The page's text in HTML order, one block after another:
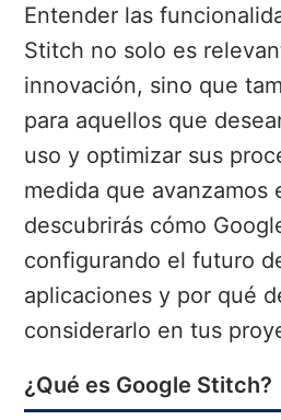
Entender las
Stitch no solo es
innovación, sino que
para aquellos que
uso y optimizar sus
medida que avanzamos
descubrirás cómo
configurando el futuro
aplicaciones y por qué
considerarlo en tus
¿Qué es Google Stitch?